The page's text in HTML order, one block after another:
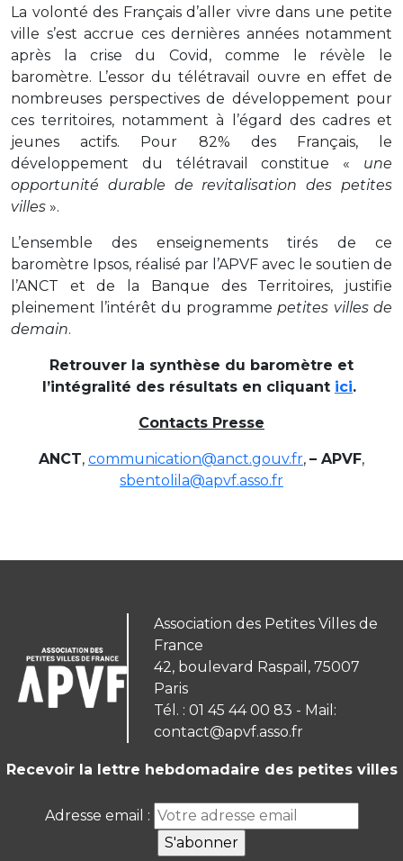
La volonté des Français d’aller vivre dans une petite
ville s’est accrue ces dernières années notamment
après la crise du Covid, comme le révèle le
baromètre. L’essor du télétravail ouvre en effet de
nombreuses perspectives de développement pour
ces territoires, notamment à l’égard des cadres et
jeunes actifs. Pour 82% des Français, le
développement du télétravail constitue « une
opportunité durable de revitalisation des petites
villes ».
L’ensemble des enseignements tirés de ce
baromètre Ipsos, réalisé par l’APVF avec le soutien de
l’ANCT et de la Banque des Territoires, justifie
pleinement l’intérêt du programme petites villes de
demain.
Retrouver la synthèse du baromètre et
l’intégralité des résultats en cliquant ici.
Contacts Presse
ANCT, communication@anct.gouv.fr, – APVF,
sbentolila@apvf.asso.fr
Association des Petites Villes de
France
42, boulevard Raspail, 75007
Paris
Tél. : 01 45 44 00 83 - Mail:
contact@apvf.asso.fr
Recevoir la lettre hebdomadaire des petites villes
Adresse email :